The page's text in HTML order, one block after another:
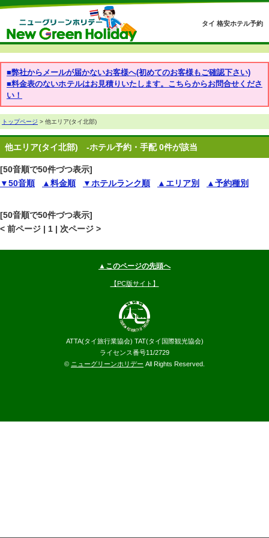
タイ 格安ホテル予約
■弊社からメールが届かないお客様へ(初めてのお客様もご確認下さい)
■料金表のないホテルはお見積りいたします。こちらからお問合せくださ
い！
トップページ > 他エリア(タイ北部)
他エリア(タイ北部) -ホテル予約・手配 0件が該当
[50音順で50件づつ表示]
▼50音順
▲料金順 ▼ホテルランク順 ▲エリア別 ▲予約種別
[50音順で50件づつ表示]
< 前ページ | 1 | 次ページ >
▲このページの先頭へ
【PC版サイト】
ATTA(タイ旅行業協会) TAT(タイ国際観光協会)
ライセンス番号11/2729
© ニューグリーンホリデー All Rights Reserved.